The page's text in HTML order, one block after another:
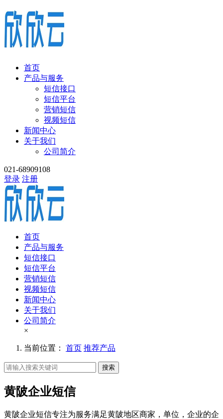
首页
产品与服务
短信接口
短信平台
营销短信
视频短信
新闻中心
关于我们
公司简介
021-68909108
登录 注册
首页
产品与服务
短信接口
短信平台
营销短信
视频短信
新闻中心
关于我们
公司简介
×
当前位置： 首页 推荐产品
搜索
黄陂企业短信
黄陂企业短信专注为服务满足黄陂地区商家，单位，企业的企